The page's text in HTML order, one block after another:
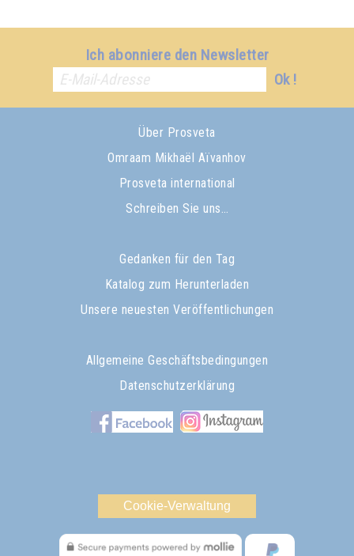
Ich abonniere den Newsletter
Ok !
Über Prosveta
Omraam Mikhaël Aïvanhov
Prosveta international
Schreiben Sie uns…
Gedanken für den Tag
Katalog zum Herunterladen
Unsere neuesten Veröffentlichungen
Allgemeine Geschäftsbedingungen
Datenschutzerklärung
Cookie-Verwaltung